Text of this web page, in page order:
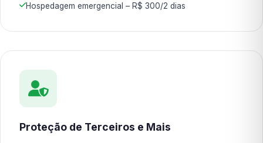
Hospedagem emergencial – R$ 300/2 dias
Proteção de Terceiros e Mais